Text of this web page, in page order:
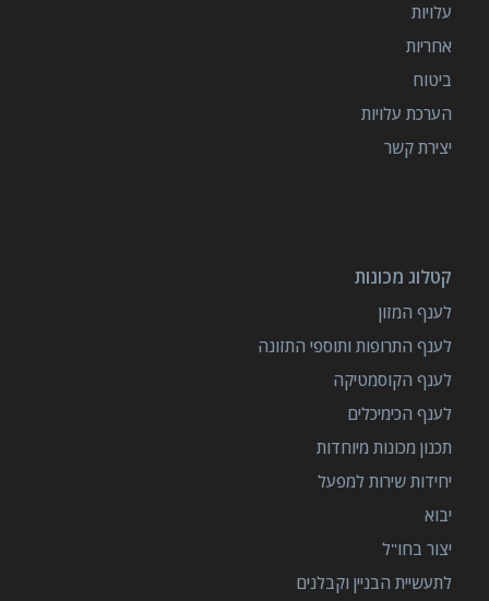
עלויות
אחריות
ביטוח
הערכת עלויות
יצירת קשר
קטלוג מכונות
לענף המזון
לענף התרופות ותוספי התזונה
לענף הקוסמטיקה
לענף הכימיכלים
תכנון מכונות מיוחדות
יחידות שירות למפעל
יבוא
יצור בחו"ל
לתעשיית הבניין וקבלנים